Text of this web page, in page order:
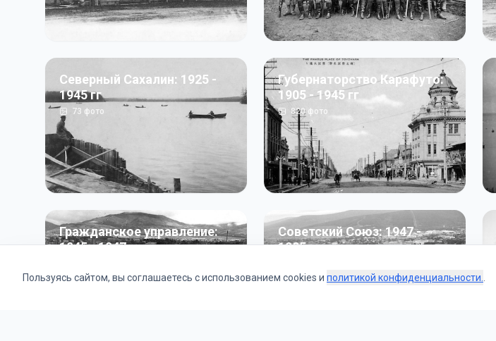
Северный Сахалин: 1925 -
1945 гг
73 фото
Губернаторство Карафуто:
1905 - 1945 гг
820фото
Гражданское управление:
1945 - 1947 гг
Советский Союз: 1947 -
1985 гг
Пользуясь сайтом, вы соглашаетесь с использованием cookies и политикой конфиденциальности.